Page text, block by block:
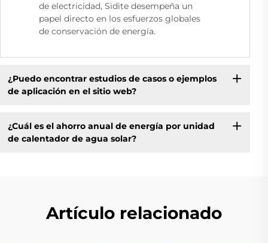
de electricidad, Sidite desempeña un
papel directo en los esfuerzos globales
de conservación de energía.
¿Puedo encontrar estudios de casos o ejemplos
de aplicación en el sitio web?
¿Cuál es el ahorro anual de energía por unidad
de calentador de agua solar?
Artículo relacionado